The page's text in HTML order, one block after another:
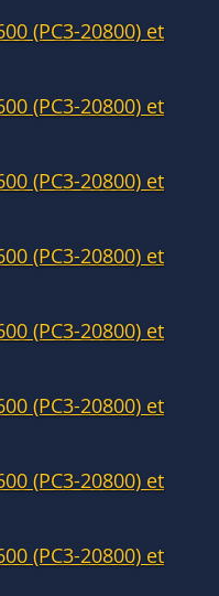
(PC3-20800) et
(PC3-20800) et
(PC3-20800) et
(PC3-20800) et
(PC3-20800) et
(PC3-20800) et
(PC3-20800) et
(PC3-20800) et